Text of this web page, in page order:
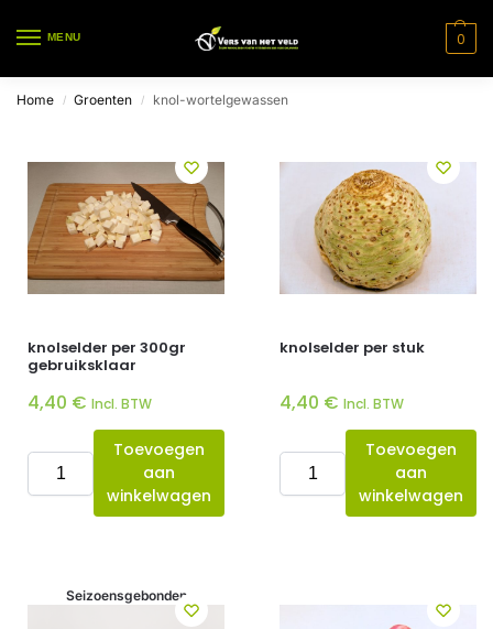
MENU 0
Home / Groenten / knol-wortelgewassen
knolselder per 300gr
gebruiksklaar
4,40 € Incl. BTW
Toevoegen
aan
winkelwagen
knolselder per stuk
4,40 € Incl. BTW
Toevoegen
aan
winkelwagen
Seizoensgebonden